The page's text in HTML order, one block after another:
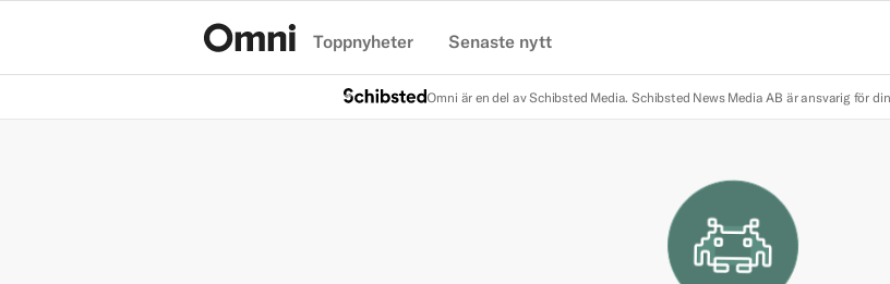
Toppnyheter Senaste nytt
Omni är en del av Schibsted Media. Schibsted News Media AB är ansvarig för